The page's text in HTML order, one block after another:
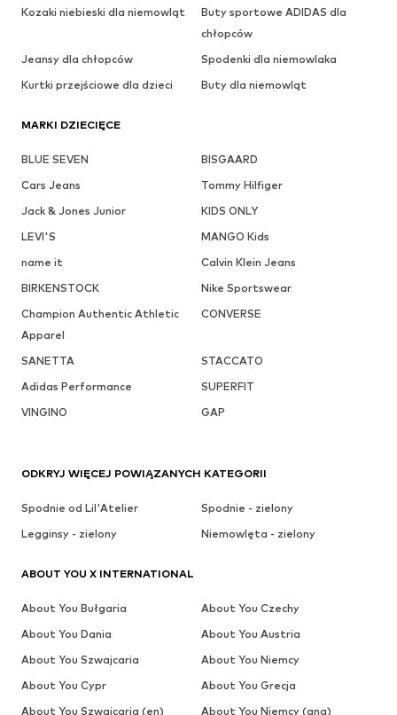
Kozaki niebieski dla niemowląt
Buty sportowe ADIDAS dla
chłopców
Jeansy dla chłopców
Spodenki dla niemowlaka
Kurtki przejściowe dla dzieci
Buty dla niemowląt
MARKI DZIECIĘCE
BLUE SEVEN
BISGAARD
Cars Jeans
Tommy Hilfiger
Jack & Jones Junior
KIDS ONLY
LEVI'S
MANGO Kids
name it
Calvin Klein Jeans
BIRKENSTOCK
Nike Sportswear
Champion Authentic Athletic
Apparel
CONVERSE
SANETTA
STACCATO
Adidas Performance
SUPERFIT
VINGINO
GAP
ODKRYJ WIĘCEJ POWIĄZANYCH KATEGORII
Spodnie od Lil'Atelier
Spodnie - zielony
Legginsy - zielony
Niemowlęta - zielony
ABOUT YOU X INTERNATIONAL
About You Bułgaria
About You Czechy
About You Dania
About You Austria
About You Szwajcaria
About You Niemcy
About You Cypr
About You Grecja
About You Szwajcaria (en)
About You Niemcy (ang)